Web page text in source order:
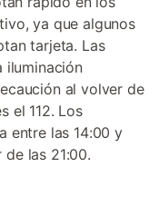
ya que algunos
tarjeta. Las
iluminación
al volver de
el 112. Los
entre las 14:00 y
de las 21:00.